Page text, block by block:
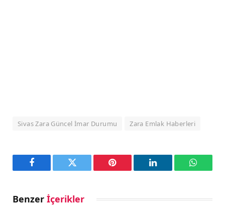
Sivas Zara Güncel İmar Durumu Zara Emlak Haberleri
Facebook Twitter Pinterest LinkedIn
Benzer İçerikler